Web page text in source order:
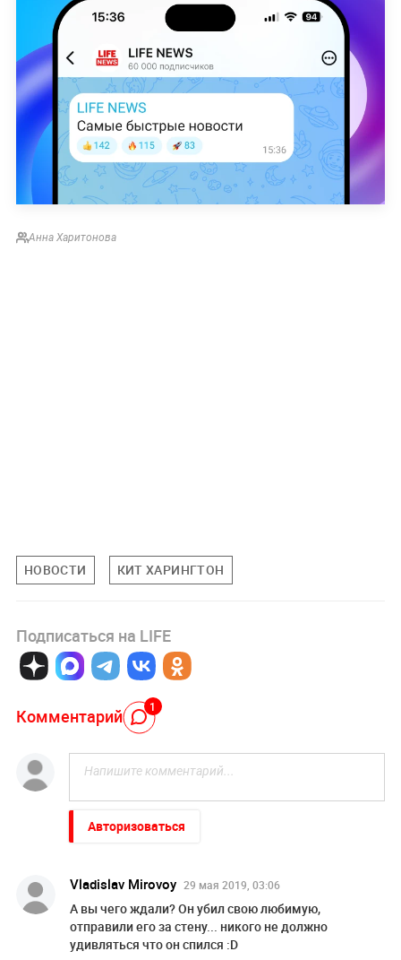
Аннa Харитонова
НОВОСТИ КИТ ХАРИНГТОН
Подписаться на LIFE
Комментарий 1
Авторизоваться
Vladislav Mirovoy 29 мая 2019, 03:06
А вы чего ждали? Он убил свою любимую,
отправили его за стену... никого не должно
удивляться что он спился :D